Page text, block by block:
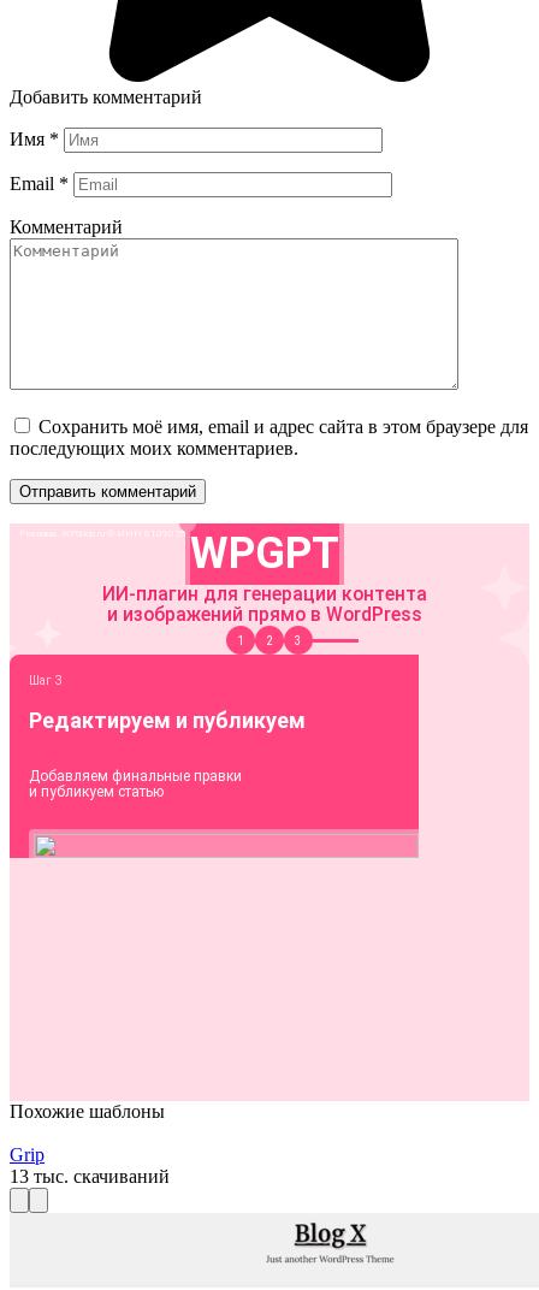
Добавить комментарий
Имя *
Email *
Комментарий
Сохранить моё имя, email и адрес сайта в этом браузере для
последующих моих комментариев.
Похожие шаблоны
Grip
13 тыс. скачиваний